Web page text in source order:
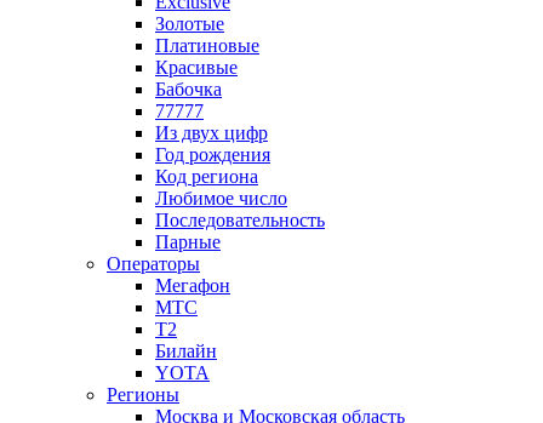
Золотые
Платиновые
Красивые
Бабочка
77777
Из двух цифр
Год рождения
Код региона
Любимое число
Последовательность
Парные
Операторы
Мегафон
МТС
Т2
Билайн
YOTA
Регионы
Москва и Московская область